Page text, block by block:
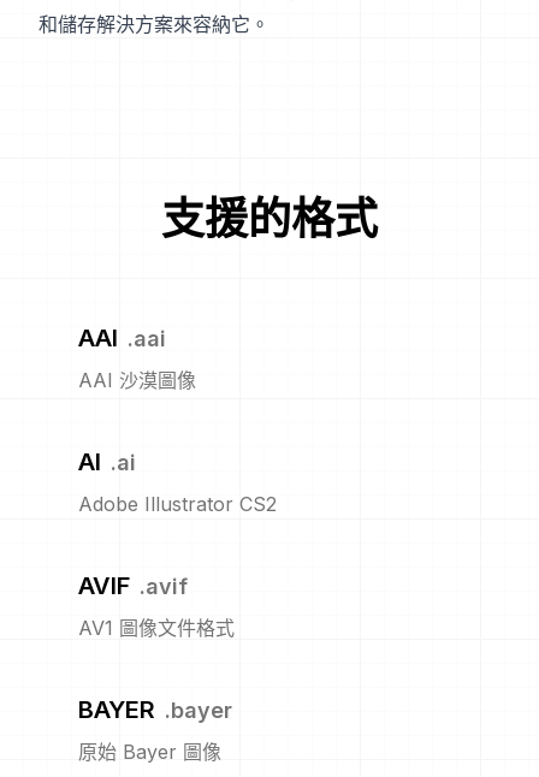
和儲存解決方案來容納它。
支援的格式
AAI .aai
AAI 沙漠圖像
AI .ai
Adobe Illustrator CS2
AVIF .avif
AV1 圖像文件格式
BAYER .bayer
原始 Bayer 圖像